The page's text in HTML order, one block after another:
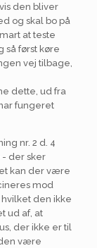
den bliver
og skal bo på
at teste
så først køre
vej tilbage,
dette, ud fra
fungeret
nr. 2 d. 4
- der sker
kan der være
mod
den ikke
ud af, at
der ikke er til
være